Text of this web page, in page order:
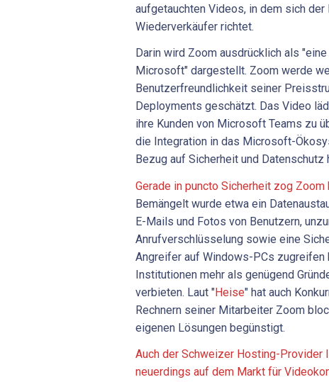
aufgetauchten Videos, in dem sich
Wiederverkäufer richtet.
Darin wird Zoom ausdrücklich als
Microsoft" dargestellt. Zoom werde
Benutzerfreundlichkeit seiner
Deployments geschätzt. Das Video
ihre Kunden von Microsoft Teams zu
die Integration in das Microsoft-
Bezug auf Sicherheit und Datenschutz
Gerade in puncto Sicherheit zog
Bemängelt wurde etwa ein
E-Mails und Fotos von Benutzern,
Anrufverschlüsselung sowie eine
Angreifer auf Windows-PCs zugreifen
Institutionen mehr als genügend
verbieten. Laut "Heise" hat auch
Rechnern seiner Mitarbeiter Zoom
eigenen Lösungen begünstigt.
Auch der Schweizer Hosting-Provider
neuerdings auf dem Markt für